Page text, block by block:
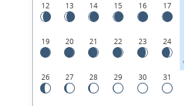
12 13 14 15 16 17
19 20 21 22 23 24
26 27 28 29 30 31